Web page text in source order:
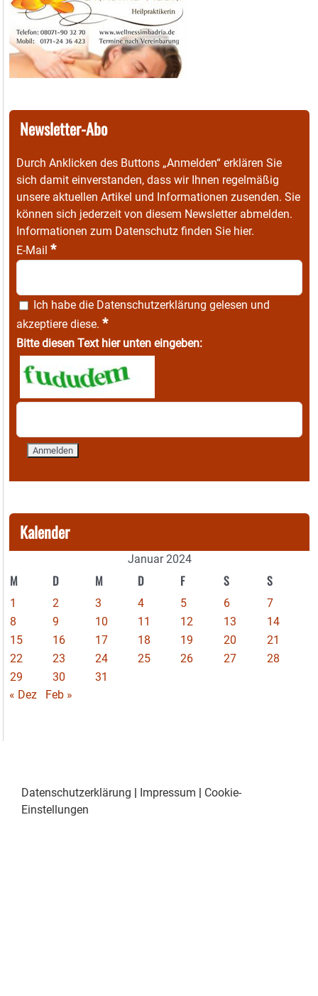
Newsletter-Abo
Durch Anklicken des Buttons „Anmelden“ erklären Sie
sich damit einverstanden, dass wir Ihnen regelmäßig
unsere aktuellen Artikel und Informationen zusenden. Sie
können sich jederzeit von diesem Newsletter abmelden.
Informationen zum Datenschutz finden Sie hier.
E-Mail *
Ich habe die Datenschutzerklärung gelesen und
akzeptiere diese. *
Bitte diesen Text hier unten eingeben:
Kalender
Januar 2024
M D M D F S S
1 2 3 4 5 6
7
8
9 10 11 12 13
14
15
16 17 18 19 20
21
22
23 24 25 26 27
28
29
30
31
« Dez
Feb »
Datenschutzerklärung Impressum
Cookie-
Einstellungen